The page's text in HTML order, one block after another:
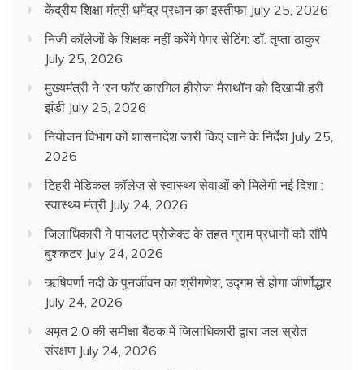
केंद्रीय शिक्षा मंत्री धमेंद्र प्रधान का इस्तीफा July 25, 2026
निजी कॉलेजों के शिक्षक नहीं करेंगे पेपर सेटिंग: डॉ. तृप्ता ठाकुर
July 25, 2026
मुख्यमंत्री ने ‘रन फॉर कारगिल हीरोज’ मैराथॉन को दिखायी हरी
झंडी July 25, 2026
नियोजन विभाग को शासनादेश जारी किए जाने के निर्देश July 25,
2026
टिहरी मेडिकल कॉलेज से स्वास्थ्य सेवाओं को मिलेगी नई दिशा :
स्वास्थ्य मंत्री July 24, 2026
जिलाधिकारी ने पायलट प्रोजेक्ट के तहत ग्राम प्रधानों को सौंपे
बुशकटर July 24, 2026
ऋषिपर्णा नदी के पुनर्जीवन का श्रीगणेश, उद्गम से होगा जीर्णोद्धार
July 24, 2026
अमृत 2.0 की समीक्षा बैठक में जिलाधिकारी द्वारा जल स्रोत
संरक्षण July 24, 2026